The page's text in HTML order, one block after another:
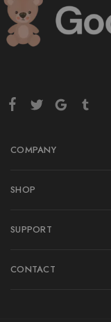
COMPANY
SHOP
SUPPORT
CONTACT